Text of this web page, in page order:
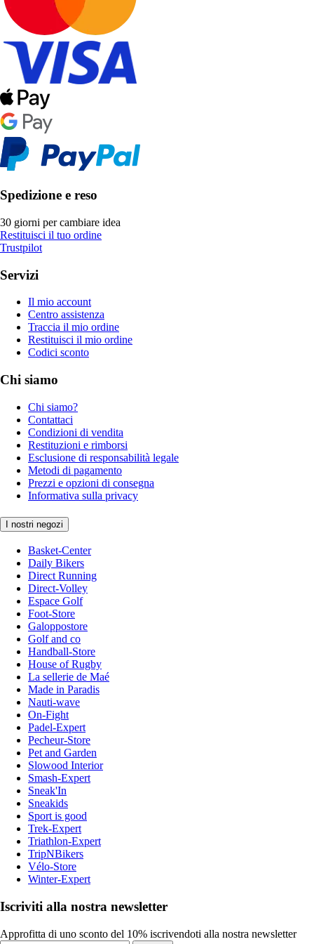
Spedizione e reso
30 giorni per cambiare idea
Restituisci il tuo ordine
Trustpilot
Servizi
Il mio account
Centro assistenza
Traccia il mio ordine
Restituisci il mio ordine
Codici sconto
Chi siamo
Chi siamo?
Contattaci
Condizioni di vendita
Restituzioni e rimborsi
Esclusione di responsabilità legale
Metodi di pagamento
Prezzi e opzioni di consegna
Informativa sulla privacy
I nostri negozi
Basket-Center
Daily Bikers
Direct Running
Direct-Volley
Espace Golf
Foot-Store
Galoppostore
Golf and co
Handball-Store
House of Rugby
La sellerie de Maé
Made in Paradis
Nauti-wave
On-Fight
Padel-Expert
Pecheur-Store
Pet and Garden
Slowood Interior
Smash-Expert
Sneak'In
Sneakids
Sport is good
Trek-Expert
Triathlon-Expert
TripNBikers
Vélo-Store
Winter-Expert
Iscriviti alla nostra newsletter
Approfitta di uno sconto del 10% iscrivendoti alla nostra newsletter